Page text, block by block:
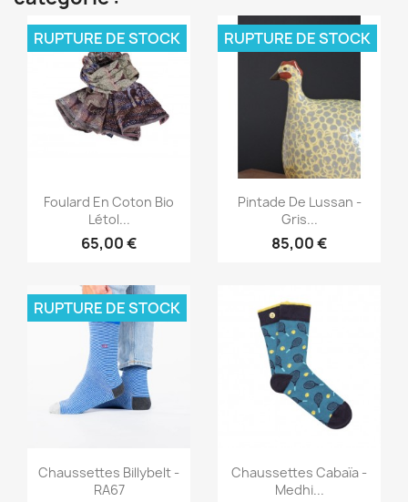
Aperçu rapide
Foulard En Coton Bio
Létol...
65,00 €
RUPTURE DE STOCK
Aperçu rapide
Pintade De Lussan -
Gris...
85,00 €
RUPTURE DE STOCK
Aperçu rapide
Chaussettes Billybelt -
RA67
RUPTURE DE STOCK
Aperçu rapide
Chaussettes Cabaïa -
Medhi...